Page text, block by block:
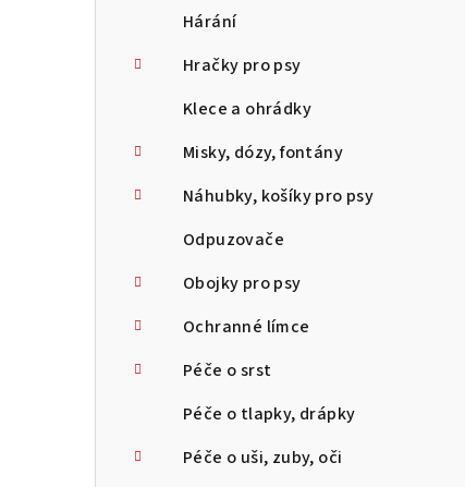
Hárání
Hračky pro psy
Klece a ohrádky
Misky, dózy, fontány
Náhubky, košíky pro psy
Odpuzovače
Obojky pro psy
Ochranné límce
Péče o srst
Péče o tlapky, drápky
Péče o uši, zuby, oči